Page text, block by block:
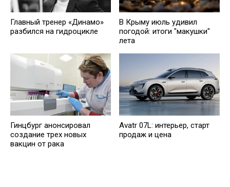
Главный тренер «Динамо»
разбился на гидроцикле
В Крыму июль удивил
погодой: итоги "макушки"
лета
Гинцбург анонсировал
создание трех новых
вакцин от рака
Avatr 07L: интерьер, старт
продаж и цена